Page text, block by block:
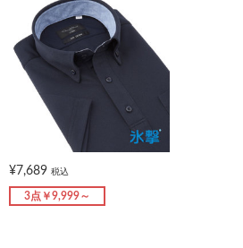
¥7,689 税込
3点￥9,999～